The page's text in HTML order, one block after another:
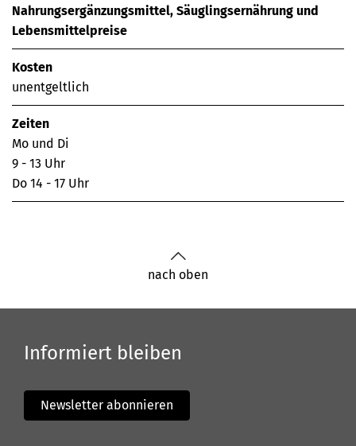
Nahrungsergänzungsmittel, Säuglingsernährung und
Lebensmittelpreise
Kosten
unentgeltlich
Zeiten
Mo und Di
9 - 13 Uhr
Do 14 - 17 Uhr
nach oben
Informiert bleiben
Newsletter abonnieren